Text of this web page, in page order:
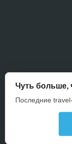
Чуть больше,
Последние